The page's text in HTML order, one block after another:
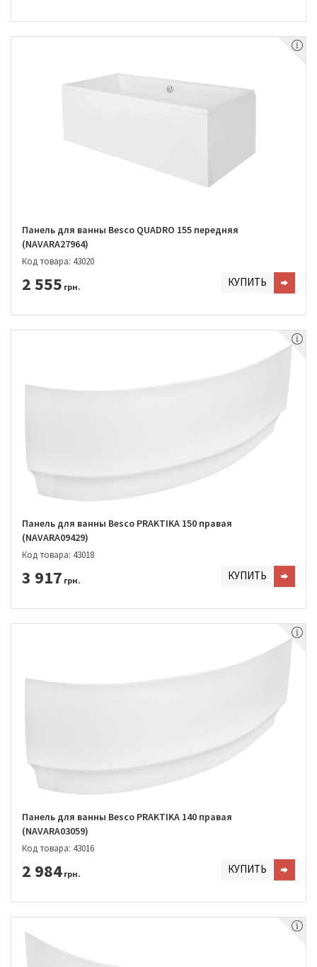
Панель для ванны Besco QUADRO 155 передняя
(NAVARA27964)
Код товара: 43020
2 555 грн. КУПИТЬ
Панель для ванны Besco PRAKTIKA 150 правая
(NAVARA09429)
Код товара: 43018
3 917 грн. КУПИТЬ
Панель для ванны Besco PRAKTIKA 140 правая
(NAVARA03059)
Код товара: 43016
2 984 грн. КУПИТЬ